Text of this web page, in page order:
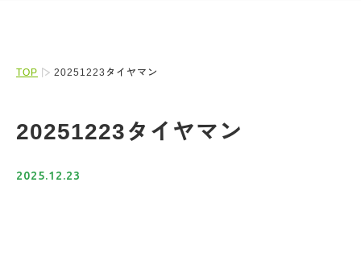
TOP 20251223タイヤマン
20251223タイヤマン
2025.12.23